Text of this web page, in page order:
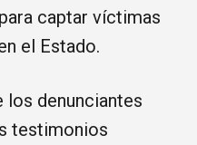
captar víctimas
el Estado.
los denunciantes
testimonios